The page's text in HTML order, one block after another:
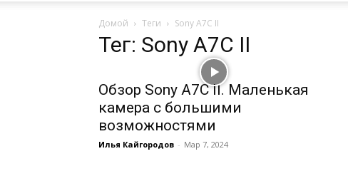
Домой Теги Sony A7C II
Тег: Sony A7C II
Обзор Sony A7C II. Маленькая
камера с большими
возможностями
Илья Кайгородов - Мар 7, 2024